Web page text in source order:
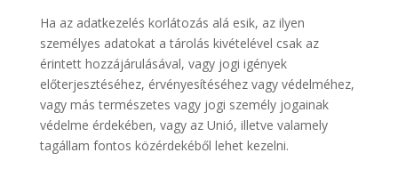
Ha az adatkezelés korlátozás alá esik, az ilyen
személyes adatokat a tárolás kivételével csak az
érintett hozzájárulásával, vagy jogi igények
előterjesztéséhez, érvényesítéséhez vagy védelméhez,
vagy más természetes vagy jogi személy jogainak
védelme érdekében, vagy az Unió, illetve valamely
tagállam fontos közérdekéből lehet kezelni.